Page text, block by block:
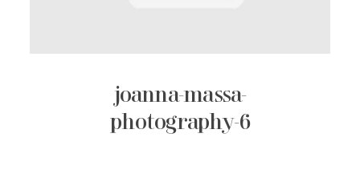
joanna-massa-
photography-6